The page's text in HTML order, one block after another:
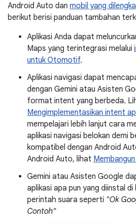
Android Auto dan mobil yang
berikut berisi panduan tambahan
Aplikasi Anda dapat
Maps yang terintegrasi melalui
untuk Otomotif.
Aplikasi navigasi dapat
dengan Gemini atau Asisten
format intent yang berbeda.
Mengimplementasikan intent
mempelajari lebih lanjut cara
aplikasi navigasi belokan demi
kompatibel dengan Android
Android Auto, lihat
Gemini atau Asisten Google
aplikasi apa pun yang diinstal di
perintah suara seperti "Ok
Contoh"